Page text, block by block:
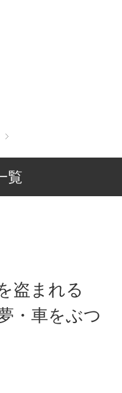
覧
盗まれる
・車をぶつ